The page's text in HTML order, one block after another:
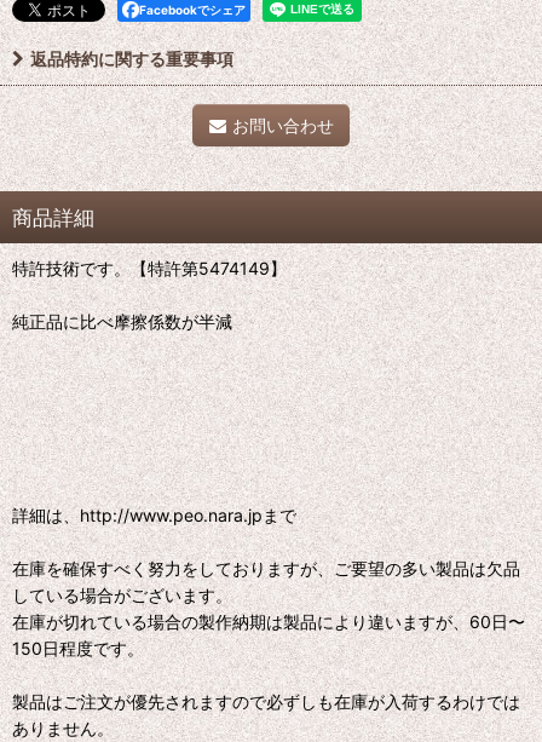
Facebookでシェア
返品特約に関する重要事項
お問い合わせ
商品詳細
特許技術です。【特許第5474149】
純正品に比べ摩擦係数が半減
詳細は、http://www.peo.nara.jpまで
在庫を確保すべく努力をしておりますが、ご要望の多い製品は欠品
している場合がございます。
在庫が切れている場合の製作納期は製品により違いますが、60日〜
150日程度です。
製品はご注文が優先されますので必ずしも在庫が入荷するわけでは
ありません。